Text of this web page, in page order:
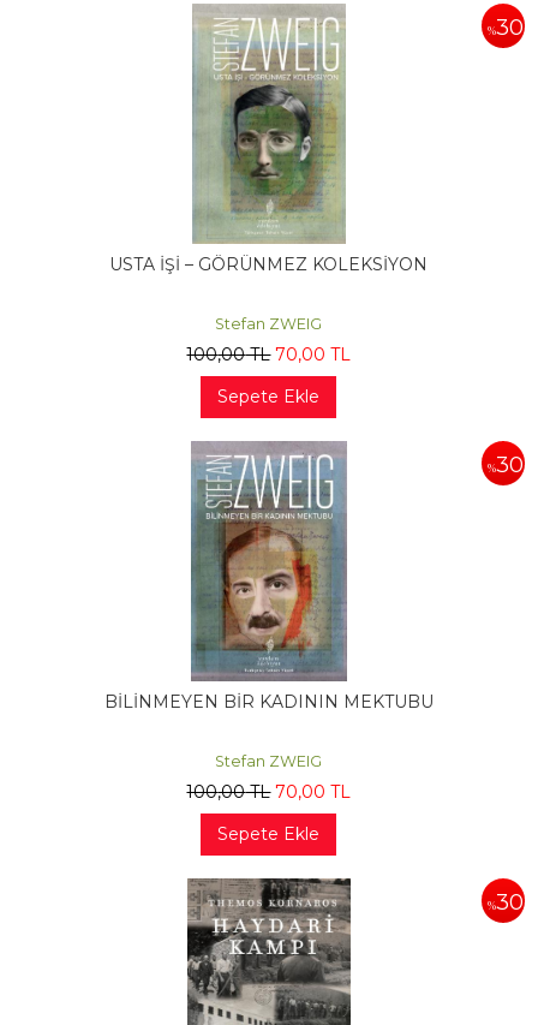
%30
USTA İŞİ – GÖRÜNMEZ KOLEKSİYON
Stefan ZWEIG
100,00TL 70,00 TL
Sepete Ekle
%30
BİLİNMEYEN BİR KADININ MEKTUBU
Stefan ZWEIG
100,00TL 70,00 TL
Sepete Ekle
%30